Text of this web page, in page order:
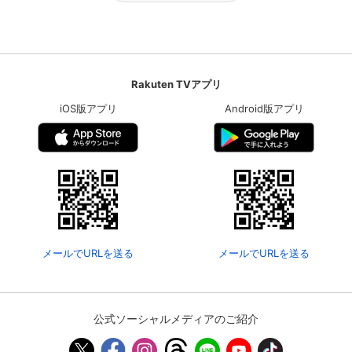
Rakuten TVアプリ
iOS版アプリ
メールでURLを送る
Android版アプリ
メールでURLを送る
公式ソーシャルメディアのご紹介